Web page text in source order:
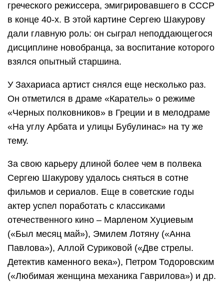
греческого режиссера, эмигрировавшего в СССР
в конце 40-х. В этой картине Сергею Шакурову
дали главную роль: он сыграл неподдающегося
дисциплине новобранца, за воспитание которого
взялся опытный старшина.
У Захариаса артист снялся еще несколько раз.
Он отметился в драме «Каратель» о режиме
«Черных полковников» в Греции и в мелодраме
«На углу Арбата и улицы Бубулинас» на ту же
тему.
За свою карьеру длиной более чем в полвека
Сергею Шакурову удалось сняться в сотне
фильмов и сериалов. Еще в советские годы
актер успел поработать с классиками
отечественного кино – Марленом Хуциевым
(«Был месяц май»), Эмилем Лотяну («Анна
Павлова»), Аллой Суриковой («Две стрелы.
Детектив каменного века»), Петром Тодоровским
(«Любимая женщина механика Гаврилова») и др.